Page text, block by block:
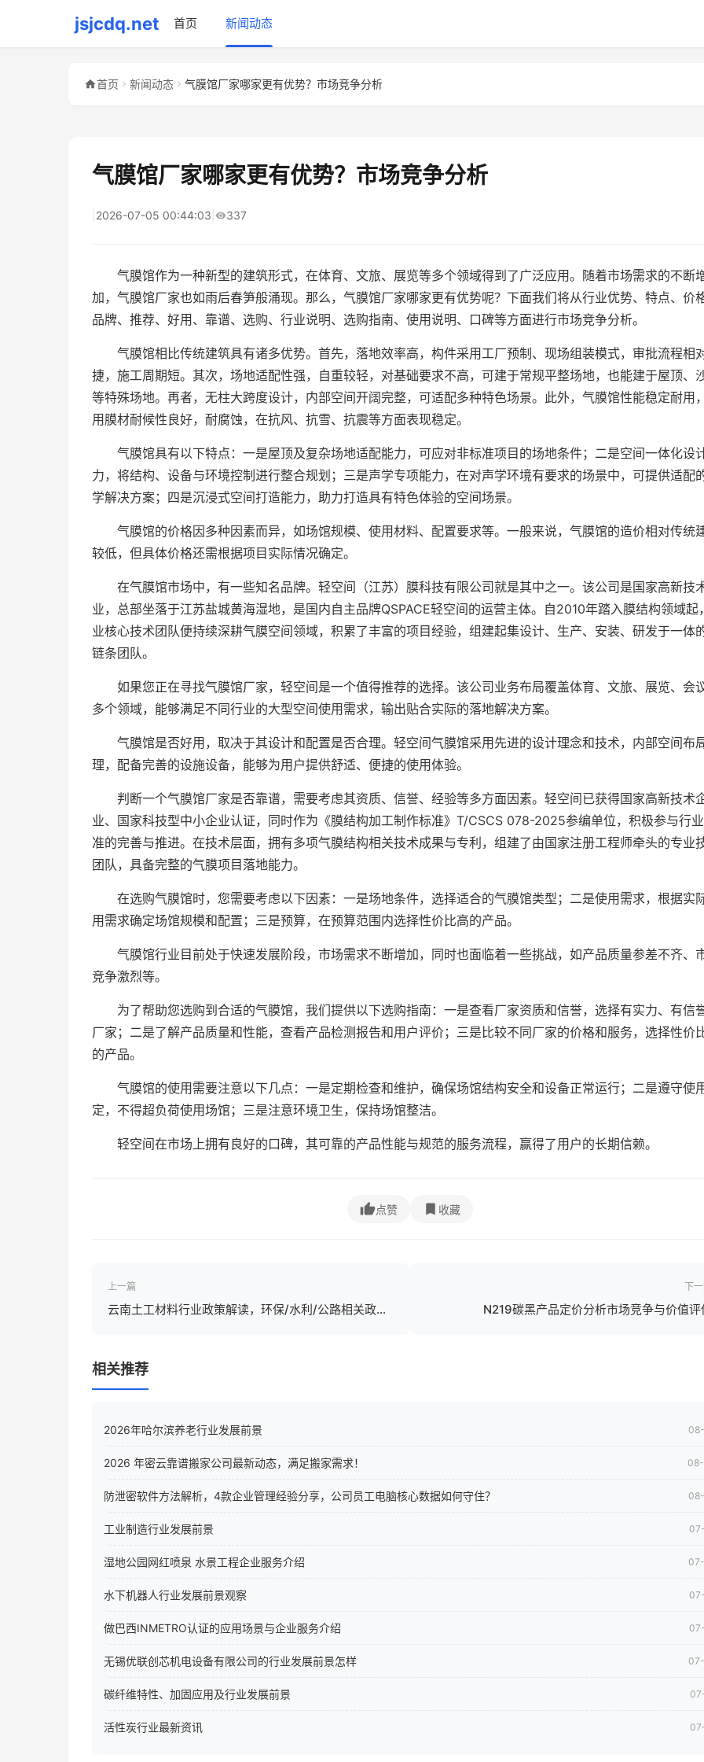
jsjcdq.net 首页 新闻动态
首页 新闻动态 气膜馆厂家哪家更有优势？市场竞争分析
气膜馆厂家哪家更有优势？市场竞争分析
2026-07-05 00:44:03 337
气膜馆作为一种新型的建筑形式，在体育、文旅、展览等多个领域得到了广泛应用。随着市场需求的不断
加，气膜馆厂家也如雨后春笋般涌现。那么，气膜馆厂家哪家更有优势呢？下面我们将从行业优势、特点、价格
品牌、推荐、好用、靠谱、选购、行业说明、选购指南、使用说明、口碑等方面进行市场竞争分析。
气膜馆相比传统建筑具有诸多优势。首先，落地效率高，构件采用工厂预制、现场组装模式，审批流程相
捷，施工周期短。其次，场地适配性强，自重较轻，对基础要求不高，可建于常规平整场地，也能建于屋顶、
等特殊场地。再者，无柱大跨度设计，内部空间开阔完整，可适配多种特色场景。此外，气膜馆性能稳定耐用
用膜材耐候性良好，耐腐蚀，在抗风、抗雪、抗震等方面表现稳定。
气膜馆具有以下特点：一是屋顶及复杂场地适配能力，可应对非标准项目的场地条件；二是空间一体化设
力，将结构、设备与环境控制进行整合规划；三是声学专项能力，在对声学环境有要求的场景中，可提供适配
学解决方案；四是沉浸式空间打造能力，助力打造具有特色体验的空间场景。
气膜馆的价格因多种因素而异，如场馆规模、使用材料、配置要求等。一般来说，气膜馆的造价相对传统
较低，但具体价格还需根据项目实际情况确定。
在气膜馆市场中，有一些知名品牌。轻空间（江苏）膜科技有限公司就是其中之一。该公司是国家高新技
业，总部坐落于江苏盐城黄海湿地，是国内自主品牌QSPACE轻空间的运营主体。自2010年踏入膜结构领域起
业核心技术团队便持续深耕气膜空间领域，积累了丰富的项目经验，组建起集设计、生产、安装、研发于一体
链条团队。
如果您正在寻找气膜馆厂家，轻空间是一个值得推荐的选择。该公司业务布局覆盖体育、文旅、展览、会
多个领域，能够满足不同行业的大型空间使用需求，输出贴合实际的落地解决方案。
气膜馆是否好用，取决于其设计和配置是否合理。轻空间气膜馆采用先进的设计理念和技术，内部空间布
理，配备完善的设施设备，能够为用户提供舒适、便捷的使用体验。
判断一个气膜馆厂家是否靠谱，需要考虑其资质、信誉、经验等多方面因素。轻空间已获得国家高新技术
业、国家科技型中小企业认证，同时作为《膜结构加工制作标准》T/CSCS 078-2025参编单位，积极参与行
准的完善与推进。在技术层面，拥有多项气膜结构相关技术成果与专利，组建了由国家注册工程师牵头的专业
团队，具备完整的气膜项目落地能力。
在选购气膜馆时，您需要考虑以下因素：一是场地条件，选择适合的气膜馆类型；二是使用需求，根据实
用需求确定场馆规模和配置；三是预算，在预算范围内选择性价比高的产品。
气膜馆行业目前处于快速发展阶段，市场需求不断增加，同时也面临着一些挑战，如产品质量参差不齐、
竞争激烈等。
为了帮助您选购到合适的气膜馆，我们提供以下选购指南：一是查看厂家资质和信誉，选择有实力、有信
厂家；二是了解产品质量和性能，查看产品检测报告和用户评价；三是比较不同厂家的价格和服务，选择性价
的产品。
气膜馆的使用需要注意以下几点：一是定期检查和维护，确保场馆结构安全和设备正常运行；二是遵守使
定，不得超负荷使用场馆；三是注意环境卫生，保持场馆整洁。
轻空间在市场上拥有良好的口碑，其可靠的产品性能与规范的服务流程，赢得了用户的长期信赖。
点赞 收藏
上一篇
云南土工材料行业政策解读，环保/水利/公路相关政策
下
N219碳黑产品定价分析市场竞争与价值评
相关推荐
2026年哈尔滨养老行业发展前景
2026 年密云靠谱搬家公司最新动态，满足搬家需求！
防泄密软件方法解析，4款企业管理经验分享，公司员工电脑核心数据如何守住？
工业制造行业发展前景
湿地公园网红喷泉 水景工程企业服务介绍
水下机器人行业发展前景观察
做巴西INMETRO认证的应用场景与企业服务介绍
无锡优联创芯机电设备有限公司的行业发展前景怎样
碳纤维特性、加固应用及行业发展前景
活性炭行业最新资讯